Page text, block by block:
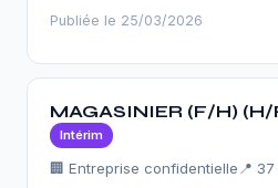
Publiée le 25/03/2026
MAGASINIER (F/H) (H/
Intérim
🏢 Entreprise confidentielle 📍